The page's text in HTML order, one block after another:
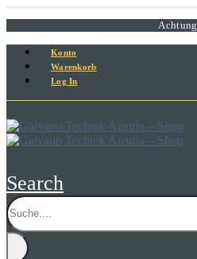
Achtung
Konto
Warenkorb
Log In
Search